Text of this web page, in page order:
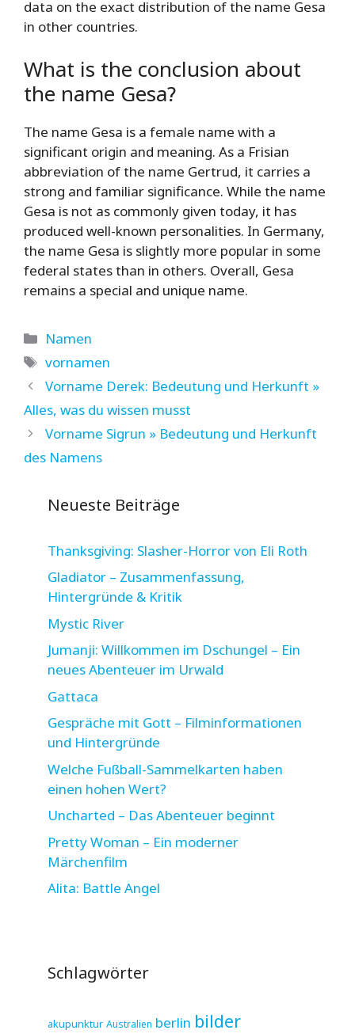
data on the exact distribution of the name Gesa
in other countries.
What is the conclusion about
the name Gesa?
The name Gesa is a female name with a
significant origin and meaning. As a Frisian
abbreviation of the name Gertrud, it carries a
strong and familiar significance. While the name
Gesa is not as commonly given today, it has
produced well-known personalities. In Germany,
the name Gesa is slightly more popular in some
federal states than in others. Overall, Gesa
remains a special and unique name.
Kategorien
Namen
Schlagwörter
vornamen
Vorname Derek: Bedeutung und Herkunft »
Alles, was du wissen musst
Vorname Sigrun » Bedeutung und Herkunft
des Namens
Neueste Beiträge
Thanksgiving: Slasher-Horror von Eli Roth
Gladiator – Zusammenfassung,
Hintergründe & Kritik
Mystic River
Jumanji: Willkommen im Dschungel – Ein
neues Abenteuer im Urwald
Gattaca
Gespräche mit Gott – Filminformationen
und Hintergründe
Welche Fußball-Sammelkarten haben
einen hohen Wert?
Uncharted – Das Abenteuer beginnt
Pretty Woman – Ein moderner
Märchenfilm
Alita: Battle Angel
Schlagwörter
akupunktur Australien berlin bilder